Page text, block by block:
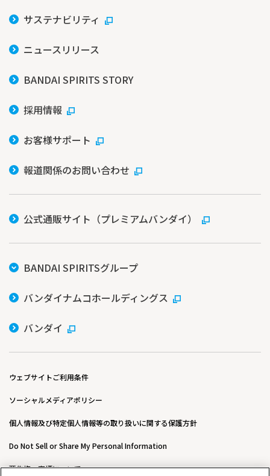
サステナビリティ
ニュースリリース
BANDAI SPIRITS STORY
採用情報
お客様サポート
報道関係のお問い合わせ
公式通販サイト（プレミアムバンダイ）
BANDAI SPIRITSグループ
バンダイナムコホールディングス
バンダイ
ウェブサイトご利用条件
ソーシャルメディアポリシー
個人情報及び特定個人情報等の取り扱いに関する保護方針
Do Not Sell or Share My Personal Information
著作権・商標について